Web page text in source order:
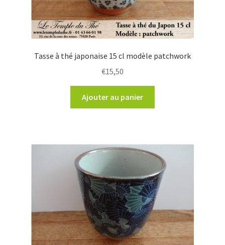
Tasse à thé japonaise 15 cl modèle patchwork
€15,50
Ajouter au panier